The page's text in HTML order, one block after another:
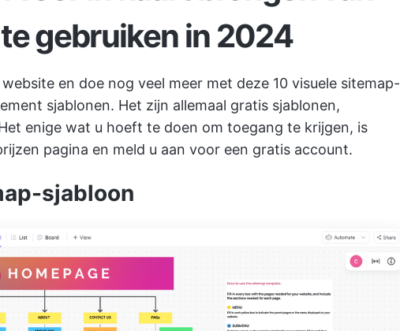
gebruiken in 2024
en doe nog veel meer met deze 10 visuele sitemap-
sjablonen. Het zijn allemaal gratis sjablonen,
enige wat u hoeft te doen om toegang te krijgen, is
pagina en meld u aan voor een gratis account.
sjabloon